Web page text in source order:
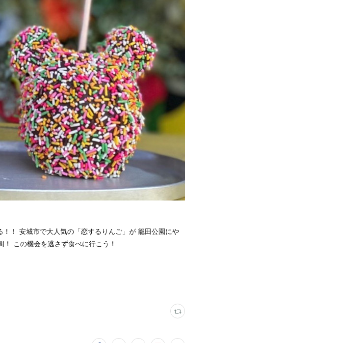
！ 安城市で大人気の「恋するりんご」が 籠田公園にや
この機会を逃さず食べに行こう！